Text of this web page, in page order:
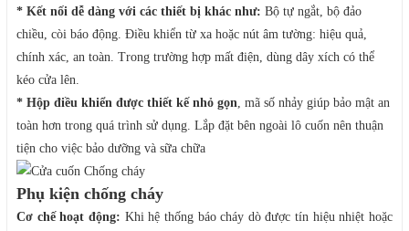
* Kết nối dễ dàng với các thiết bị khác như: Bộ tự ngắt, bộ đảo
chiều, còi báo động. Điều khiển từ xa hoặc nút âm tường: hiệu quả,
chính xác, an toàn. Trong trường hợp mất điện, dùng dây xích có thể
kéo cửa lên.
* Hộp điều khiển được thiết kế nhỏ gọn , mã số nhảy giúp bảo mật an
toàn hơn trong quá trình sử dụng. Lắp đặt bên ngoài lô cuốn nên thuận
tiện cho việc bảo dưỡng và sữa chữa
Phụ kiện chống cháy
Cơ chế hoạt động: Khi hệ thống báo cháy dò được tín hiệu nhiệt hoặc